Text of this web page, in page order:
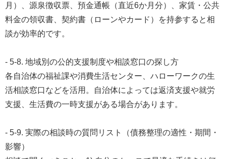
月）、源泉徴収票、預金通帳（直近6か月分）、家賃・公共
料金の領収書、契約書（ローンやカード）を持参すると相
談が効率的です。
- 5-8. 地域別の公的支援制度や相談窓口の探し方
各自治体の福祉課や消費生活センター、ハローワークの生
活相談窓口などを活用。自治体によっては返済支援や就労
支援、生活費の一時支援がある場合があります。
- 5-9. 実際の相談時の質問リスト（債務整理の適性・期間・
影響）